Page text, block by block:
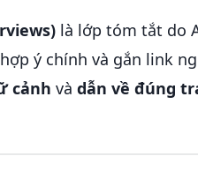
là lớp tóm tắt do
ý chính và gắn link
cảnh và dẫn về đúng